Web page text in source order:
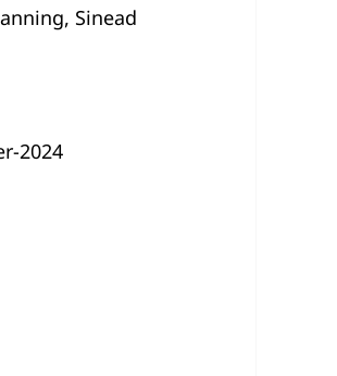
Sinead
2024